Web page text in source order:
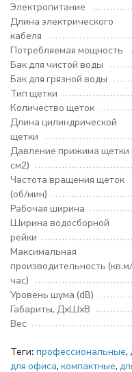
Электропитание
Длина электрического
кабеля
Потребляемая мощность
Бак для чистой воды
Бак для грязной воды
Тип щетки
Количество щеток
Длина цилиндрической
щетки
Давление прижима щетки
см2)
Частота вращения щеток
(об/мин)
Рабочая ширина
Ширина водосборной
рейки
Максимальная
производительность (кв.м/
час)
Уровень шума (dB)
Габариты, ДхШхВ
Вес
Теги: профессиональные,
для офиса, компактные,